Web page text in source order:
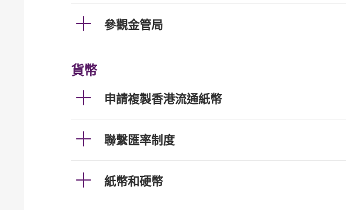
參觀金管局
貨幣
申請複製香港流通紙幣
聯繫匯率制度
紙幣和硬幣